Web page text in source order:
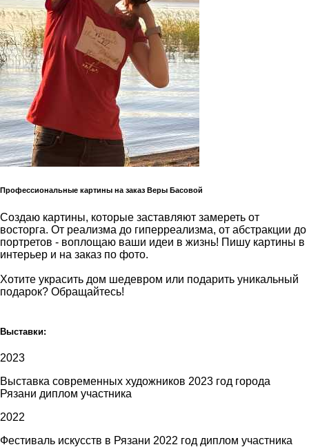
Профессиональные картины на заказ Веры Басовой
Создаю картины, которые заставляют замереть от
восторга. От реализма до гиперреализма, от абстракции до
портретов - воплощаю ваши идеи в жизнь! Пишу картины в
интерьер и на заказ по фото.
Хотите украсить дом шедевром или подарить уникальный
подарок? Обращайтесь!
Выставки:
2023
Выставка современных художников 2023 год города
Рязани диплом участника
2022
Фестиваль искусств в Рязани 2022 год диплом участника